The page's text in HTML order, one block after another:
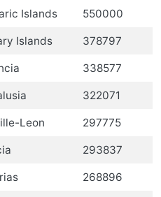
Islands 550000
Islands 378797
338577
322071
Leon 297775
293837
268896